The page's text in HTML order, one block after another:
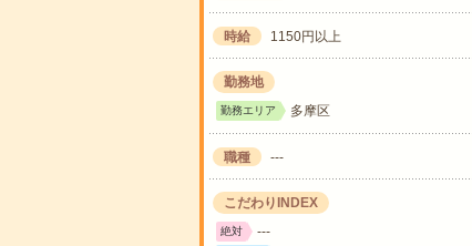
時給 1150円以上
勤務地
勤務エリア 多摩区
職種 ---
こだわりINDEX
絶対 ---